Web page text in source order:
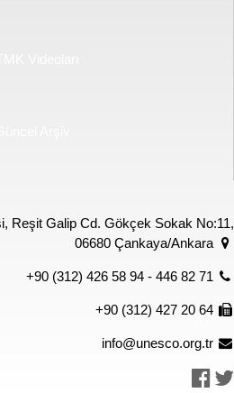
Reşit Galip Cd. Gökçek Sokak No:11,
06680 Çankaya/Ankara
+90 (312) 426 58 94 - 446 82 71
+90 (312) 427 20 64
info@unesco.org.tr